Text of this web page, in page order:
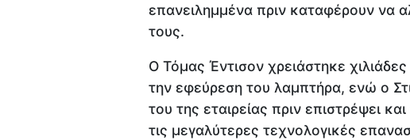
επανειλημμένα πριν καταφέρουν να
τους.
Ο Τόμας Έντισον χρειάστηκε
την εφεύρεση του λαμπτήρα, ενώ ο
του της εταιρείας πριν επιστρέψει
τις μεγαλύτερες τεχνολογικές